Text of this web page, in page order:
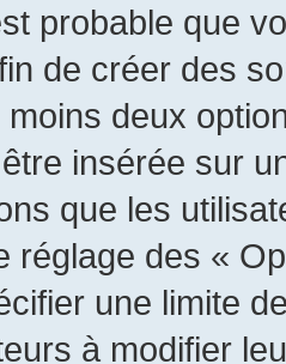
probable que
de créer des
deux
insérée sur
que les
réglage des «
une limite
à modifier